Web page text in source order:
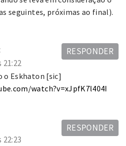
seguintes, próximas ao final).
21:22
o Eskhaton [sic]
watch?v=xJpfK7l404I
RESPONDER
RESPONDER